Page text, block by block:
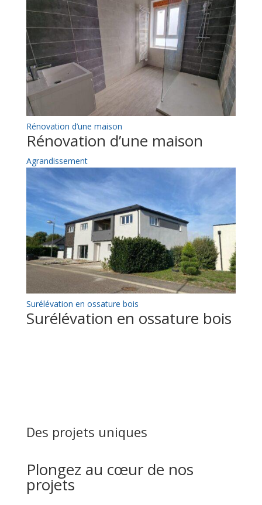
Rénovation d’une maison
Rénovation d’une maison
Agrandissement
Surélévation en ossature bois
Surélévation en ossature bois
Des projets uniques
Plongez au cœur de nos
projets